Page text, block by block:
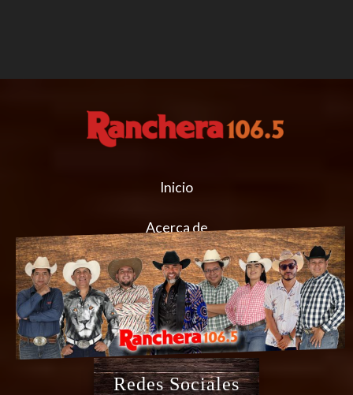
Inicio
Acerca de
Redes Sociales